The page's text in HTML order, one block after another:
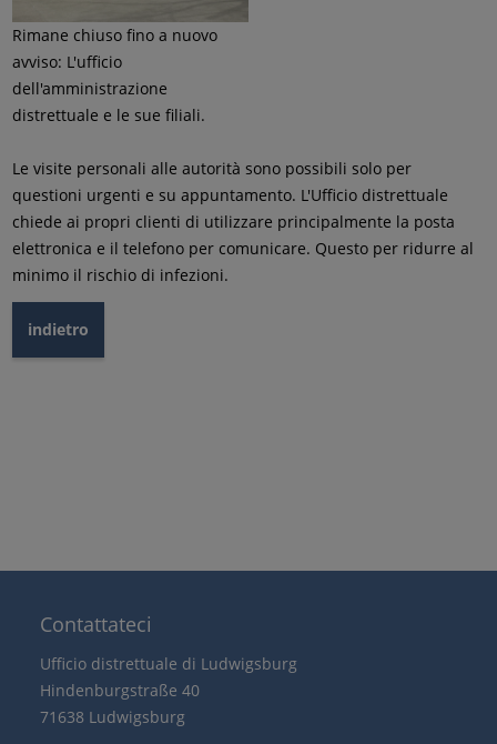
Rimane chiuso fino a nuovo
avviso: L'ufficio
dell'amministrazione
distrettuale e le sue filiali.
Le visite personali alle autorità sono possibili solo per
questioni urgenti e su appuntamento. L'Ufficio distrettuale
chiede ai propri clienti di utilizzare principalmente la posta
elettronica e il telefono per comunicare. Questo per ridurre al
minimo il rischio di infezioni.
indietro
Contattateci
Ufficio distrettuale di Ludwigsburg
Hindenburgstraße 40
71638 Ludwigsburg